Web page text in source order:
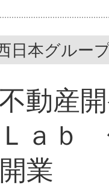
日本グルー
不動産
ａｂ
業